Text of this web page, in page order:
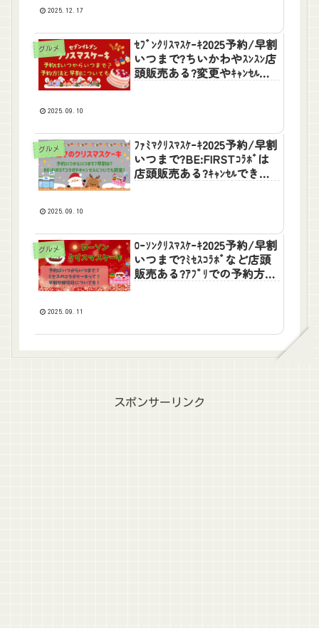
2025.12.17
グルメ
ｾﾌﾞﾝｸﾘｽﾏｽｹｰｷ2025予約/早割
いつまで?ちいかわやｽﾝｽﾝ店
頭販売ある?変更やｷｬﾝｾﾙに
2025.09.10
グルメ
ﾌｧﾐﾏｸﾘｽﾏｽｹｰｷ2025予約/早割
いつまで?BE:FIRSTｺﾗﾎﾞは
店頭販売ある?ｷｬﾝｾﾙできる
2025.09.10
グルメ
ﾛｰｿﾝｸﾘｽﾏｽｹｰｷ2025予約/早割
いつまで?ﾐｾｽｺﾗﾎﾞなど店頭
販売ある?ｱﾌﾟﾘでの予約方法
2025.09.11
スポンサーリンク